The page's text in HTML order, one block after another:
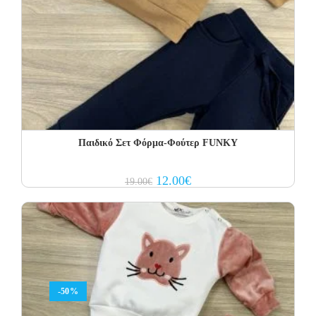
Παιδικό Σετ Φόρμα-Φούτερ FUNKY
19.00€ Original
price
19.00€.
12.00€Current
price
12.00€.
-50%